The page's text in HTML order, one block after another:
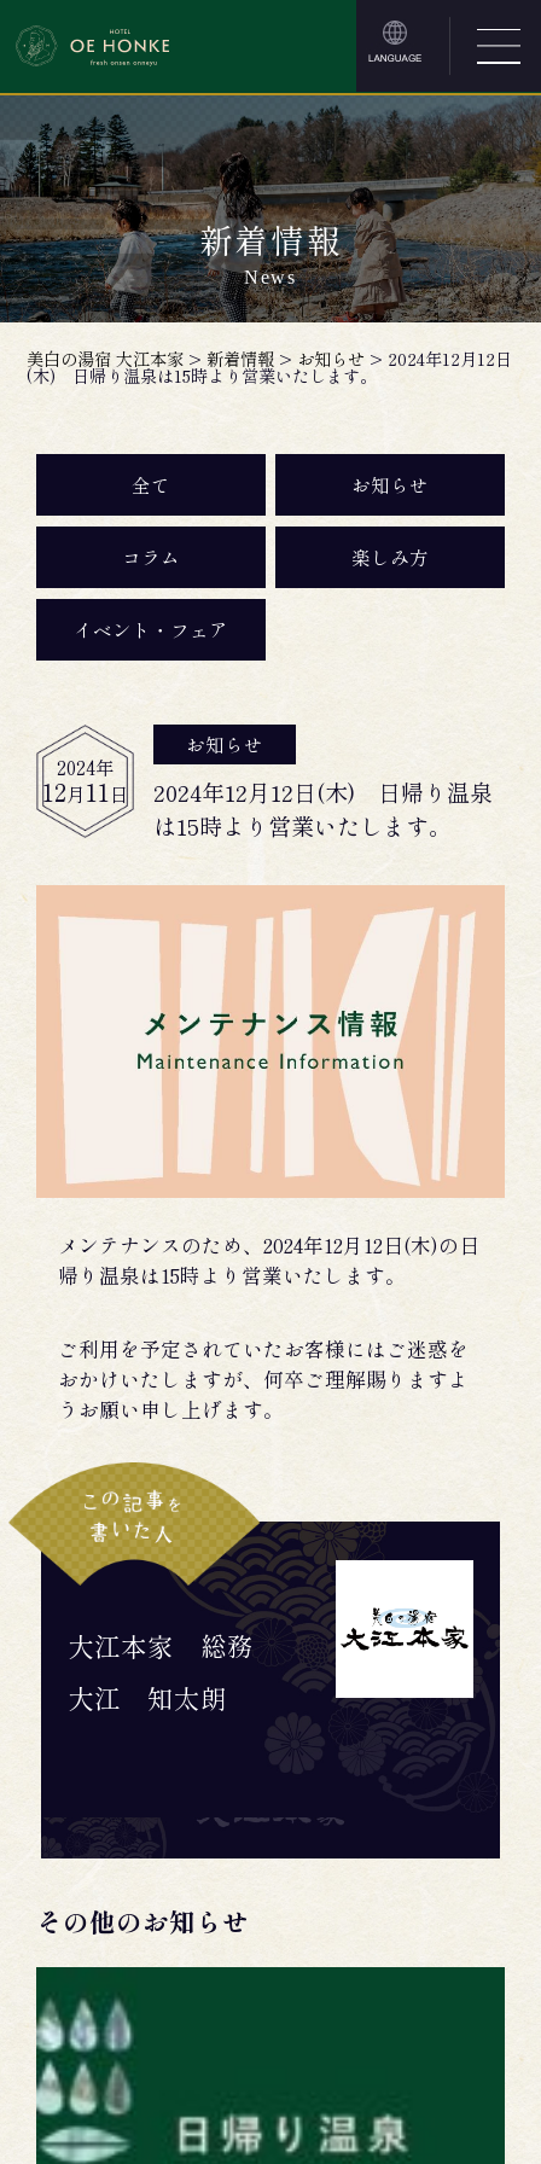
新着情報
News
美白の湯宿 大江本家 > 新着情報 > お知らせ > 2024年12月12日
(木) 日帰り温泉は15時より営業いたします。
全て お知らせ
コラム 楽しみ方
イベント・フェア
2024年
12月11日
お知らせ
2024年12月12日(木) 日帰り温泉
は15時より営業いたします。
メンテナンスのため、2024年12月12日(木)の日
帰り温泉は15時より営業いたします。
ご利用を予定されていたお客様にはご迷惑を
おかけいたしますが、何卒ご理解賜りますよ
うお願い申し上げます。
大江本家 総務
大江 知太朗
その他のお知らせ